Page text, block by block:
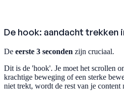
De hook: aandacht trekken
De eerste 3 seconden zijn cruciaal.
Dit is de 'hook'. Je moet het scrollen
krachtige beweging of een sterke
niet trekt, wordt de rest van je content